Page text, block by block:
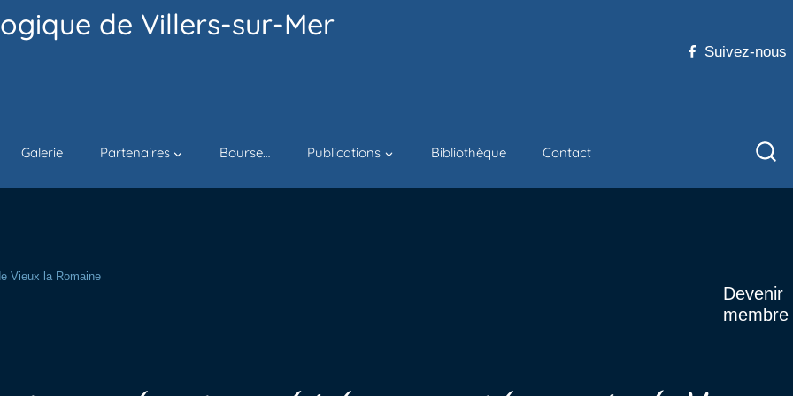
de Villers-sur-Mer
Suivez-nous
Galerie Partenaires Bourse… Publications Bibliothèque Contact
Devenir
membre
Vieux la Romaine